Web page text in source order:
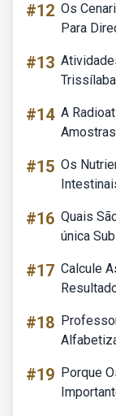
#12 Os
Para
#13
#14 A
#15 Os
#16 Quais
única
#17 Calcule
#18
#19 Porque